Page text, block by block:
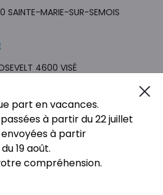
SAINTE-MARIE-SUR-SEMOIS
4600 VISÉ
LIEGE
part en vacances.
à partir du 22 juillet
à partir
du 19 août.
compréhension.